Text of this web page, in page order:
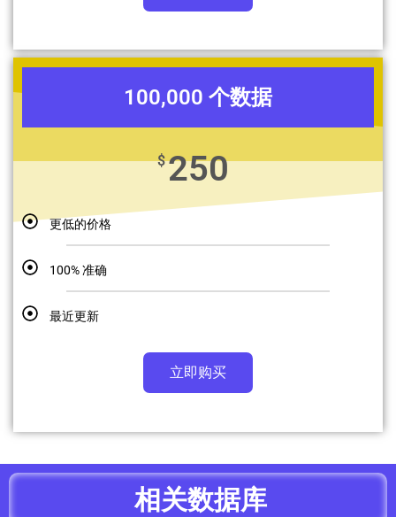
100,000 个数据
$250
更低的价格
100% 准确
最近更新
立即购买
相关数据库